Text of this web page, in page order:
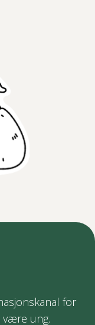
for
være ung.